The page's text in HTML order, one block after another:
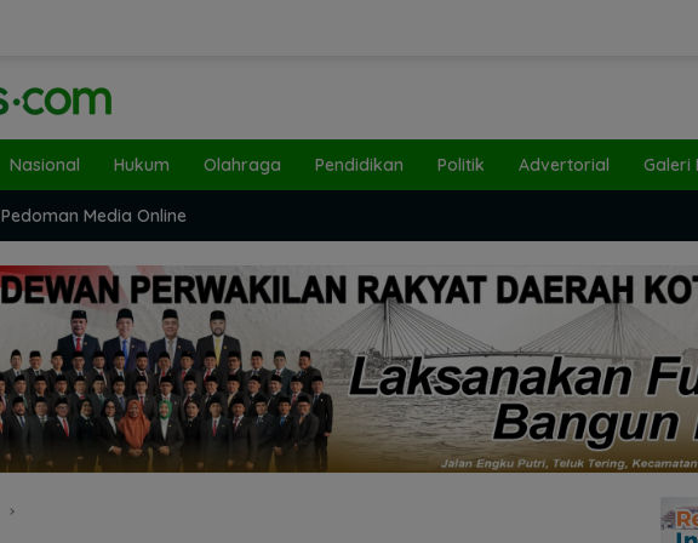
Nasional Hukum Olahraga Pendidikan Politik Advertorial Galeri
Pedoman Media Online